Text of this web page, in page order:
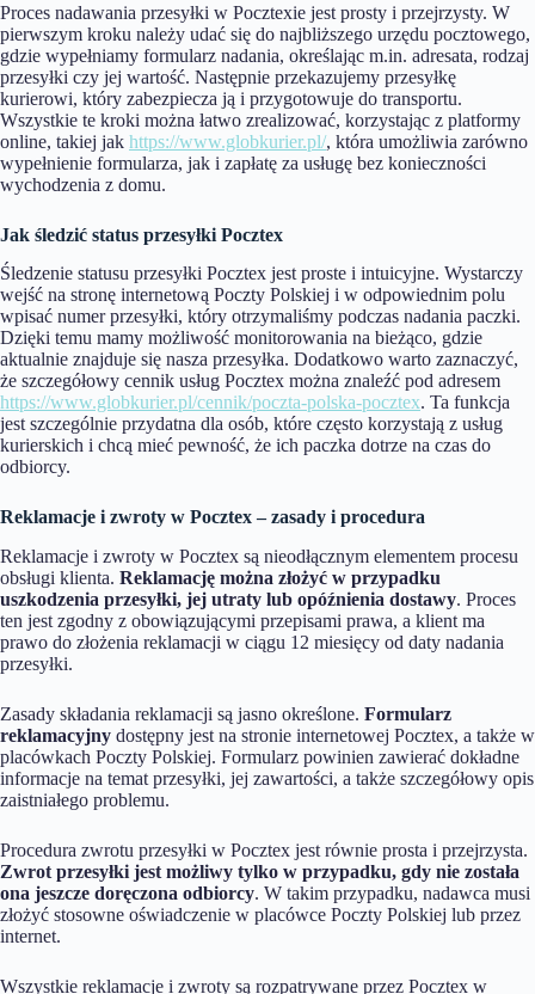
Proces nadawania przesyłki w Pocztexie jest prosty i przejrzysty. W
pierwszym kroku należy udać się do najbliższego urzędu pocztowego,
gdzie wypełniamy formularz nadania, określając m.in. adresata, rodzaj
przesyłki czy jej wartość. Następnie przekazujemy przesyłkę
kurierowi, który zabezpiecza ją i przygotowuje do transportu.
Wszystkie te kroki można łatwo zrealizować, korzystając z platformy
online, takiej jak https://www.globkurier.pl/, która umożliwia zarówno
wypełnienie formularza, jak i zapłatę za usługę bez konieczności
wychodzenia z domu.
Jak śledzić status przesyłki Pocztex
Śledzenie statusu przesyłki Pocztex jest proste i intuicyjne. Wystarczy
wejść na stronę internetową Poczty Polskiej i w odpowiednim polu
wpisać numer przesyłki, który otrzymaliśmy podczas nadania paczki.
Dzięki temu mamy możliwość monitorowania na bieżąco, gdzie
aktualnie znajduje się nasza przesyłka. Dodatkowo warto zaznaczyć,
że szczegółowy cennik usług Pocztex można znaleźć pod adresem
https://www.globkurier.pl/cennik/poczta-polska-pocztex. Ta funkcja
jest szczególnie przydatna dla osób, które często korzystają z usług
kurierskich i chcą mieć pewność, że ich paczka dotrze na czas do
odbiorcy.
Reklamacje i zwroty w Pocztex – zasady i procedura
Reklamacje i zwroty w Pocztex są nieodłącznym elementem procesu
obsługi klienta. Reklamację można złożyć w przypadku
uszkodzenia przesyłki, jej utraty lub opóźnienia dostawy. Proces
ten jest zgodny z obowiązującymi przepisami prawa, a klient ma
prawo do złożenia reklamacji w ciągu 12 miesięcy od daty nadania
przesyłki.
Zasady składania reklamacji są jasno określone. Formularz
reklamacyjny dostępny jest na stronie internetowej Pocztex, a także w
placówkach Poczty Polskiej. Formularz powinien zawierać dokładne
informacje na temat przesyłki, jej zawartości, a także szczegółowy opis
zaistniałego problemu.
Procedura zwrotu przesyłki w Pocztex jest równie prosta i przejrzysta.
Zwrot przesyłki jest możliwy tylko w przypadku, gdy nie została
ona jeszcze doręczona odbiorcy. W takim przypadku, nadawca musi
złożyć stosowne oświadczenie w placówce Poczty Polskiej lub przez
internet.
Wszystkie reklamacje i zwroty są rozpatrywane przez Pocztex w